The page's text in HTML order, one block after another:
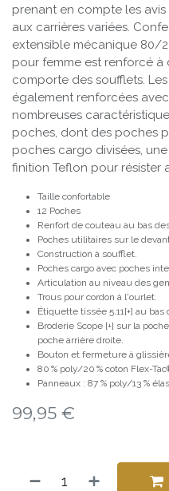
prenant en compte les
aux carrières variées.
extensible mécanique 80/
pour femme est renforcé
comporte des soufflets.
également renforcées
nombreuses
poches, dont des poches
poches cargo divisées,
finition Teflon pour résister
Taille confortable
12 Poches
Renfort de couteau au bas
Poches utilitaires sur le
Construction à soufflet.
Poches cargo avec poches
Articulation au niveau des
Trous pour cordon à l'ourlet.
Étiquette tissée 5.11[+] au bas
Broderie Scope [+] sur la
poche arrière droite.
Bouton et fermeture à
80 % poly/20 % coton Flex-
Panneaux : 87 % poly/13 %
99,95 €